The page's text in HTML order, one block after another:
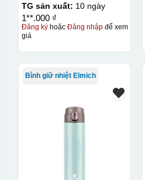
TG sản xuất: 10 ngày
1**.000 ₫
Đăng kýhoặc Đăng nhậpđể xem
giá
Bình giữ nhiệt Elmich